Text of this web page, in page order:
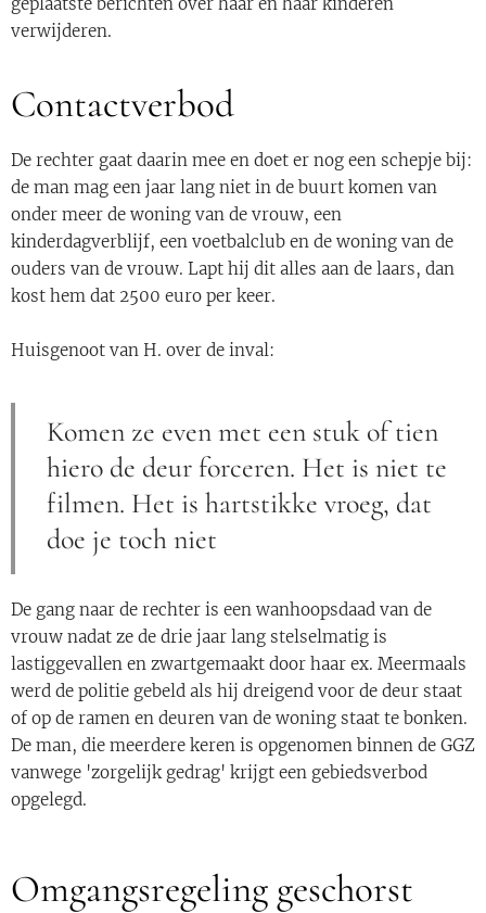
verwijderen.
Contactverbod
De rechter gaat daarin mee en doet er nog een schepje bij:
de man mag een jaar lang niet in de buurt komen van
onder meer de woning van de vrouw, een
kinderdagverblijf, een voetbalclub en de woning van de
ouders van de vrouw. Lapt hij dit alles aan de laars, dan
kost hem dat 2500 euro per keer.
Huisgenoot van H. over de inval:
Komen ze even met een stuk of tien
hiero de deur forceren. Het is niet te
filmen. Het is hartstikke vroeg, dat
doe je toch niet
De gang naar de rechter is een wanhoopsdaad van de
vrouw nadat ze de drie jaar lang stelselmatig is
lastiggevallen en zwartgemaakt door haar ex. Meermaals
werd de politie gebeld als hij dreigend voor de deur staat
of op de ramen en deuren van de woning staat te bonken.
De man, die meerdere keren is opgenomen binnen de GGZ
vanwege 'zorgelijk gedrag' krijgt een gebiedsverbod
opgelegd.
Omgangsregeling geschorst